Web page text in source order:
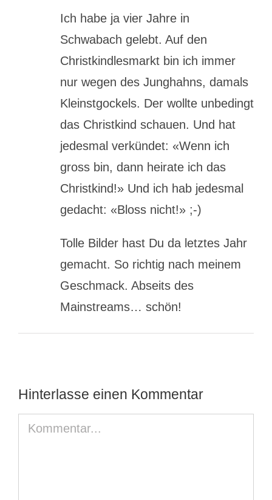
Ich habe ja vier Jahre in
Schwabach gelebt. Auf den
Christkindlesmarkt bin ich immer
nur wegen des Junghahns, damals
Kleinstgockels. Der wollte unbedingt
das Christkind schauen. Und hat
jedesmal verkündet: «Wenn ich
gross bin, dann heirate ich das
Christkind!» Und ich hab jedesmal
gedacht: «Bloss nicht!» ;-)
Tolle Bilder hast Du da letztes Jahr
gemacht. So richtig nach meinem
Geschmack. Abseits des
Mainstreams… schön!
Hinterlasse einen Kommentar
Kommentar